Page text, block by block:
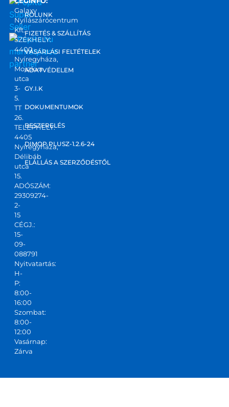
marketplace
partner
Galaxy
Nyílászárócentrum
Kft.
SZÉKHELY:
4400
Nyíregyháza,
Moszkva
utca
3-
5.
TT
26.
TELEPHELY:
4405
Nyíregyháza,
Délibáb
utca
15.
ADÓSZÁM:
29309274-
2-
15
CÉGJ.:
15-
09-
088791
Nyitvatartás:
H-
P:
8:00-
16:00
Szombat:
8:00-
12:00
Vasárnap:
Zárva
RÓLUNK
FIZETÉS & SZÁLLÍTÁS
VÁSÁRLÁSI FELTÉTELEK
ADATVÉDELEM
GY.I.K
DOKUMENTUMOK
BESZERELÉS
DIMOP PLUSZ-1.2.6-24
ELÁLLÁS A SZERZŐDÉSTŐL